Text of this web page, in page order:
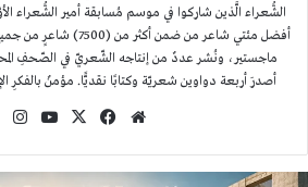
الشُّعراء الَّذين شاركوا في موسم مُسابقة أمير الشُّعراء
أفضل مئتي شاعر من ضمن
ماجستير، ونُشر عددٌ من إنتاجه الشّعريّ في الصّحفِ
أصدرَ أربعة دواوين شعريّة وكتابًا نقديًّا. مؤمنٌ بالفكرِ
موقع
فيسبوك
‫X